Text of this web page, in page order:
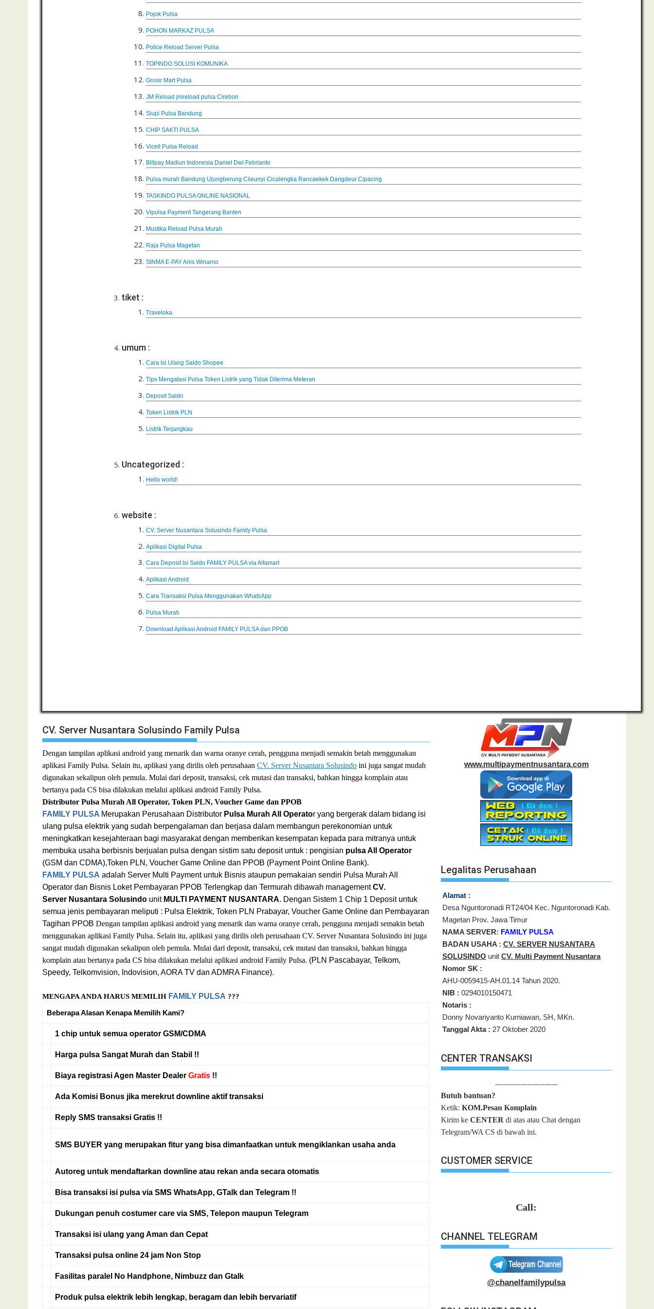
Pojok Pulsa
POHON MARKAZ PULSA
Police Reload Server Pulsa
TOPINDO SOLUSI KOMUNIKA
Grosir Mart Pulsa
JM Reload jmreload pulsa Cirebon
Siupi Pulsa Bandung
CHIP SAKTI PULSA
Vicell Pulsa Reload
Billpay Madiun Indonesia Daniel Dwi Febrianto
Pulsa murah Bandung Ujungberung Cileunyi Cicalengka Rancaekek Dangdeur Cipacing
TASKINDO PULSA ONLINE NASIONAL
Vipulsa Payment Tangerang Banten
Mustika Reload Pulsa Murah
Raja Pulsa Magetan
SINMA E-PAY Anis Winarno
tiket :
Traveloka
umum :
Cara Isi Ulang Saldo Shopee
Tips Mengatasi Pulsa Token Listrik yang Tidak Diterima Meteran
Deposit Saldo
Token Listrik PLN
Listrik Terjangkau
Uncategorized :
Hello world!
website :
CV. Server Nusantara Solusindo Family Pulsa
Aplikasi Digital Pulsa
Cara Deposit Isi Saldo FAMILY PULSA via Alfamart
Aplikasi Android
Cara Transaksi Pulsa Menggunakan WhatsApp
Pulsa Murah
Download Aplikasi Android FAMILY PULSA dan PPOB
CV. Server Nusantara Solusindo Family Pulsa
Dengan tampilan aplikasi android yang menarik dan warna oranye cerah, pengguna menjadi semakin betah menggunakan
aplikasi Family Pulsa. Selain itu, aplikasi yang dirilis oleh perusahaan CV. Server Nusantara Solusindo ini juga sangat mudah
digunakan sekalipun oleh pemula. Mulai dari deposit, transaksi, cek mutasi dan transaksi, bahkan hingga komplain atau
bertanya pada CS bisa dilakukan melalui aplikasi android Family Pulsa.
Distributor Pulsa Murah All Operator, Token PLN, Voucher Game dan PPOB
FAMILY PULSA Merupakan Perusahaan Distributor Pulsa Murah All Operator yang bergerak dalam bidang isi
ulang pulsa elektrik yang sudah berpengalaman dan berjasa dalam membangun perekonomian untuk
meningkatkan kesejahteraan bagi masyarakat dengan memberikan kesempatan kepada para mitranya untuk
membuka usaha berbisnis berjualan pulsa dengan sistim satu deposit untuk : pengisian pulsa All Operator
(GSM dan CDMA),Token PLN, Voucher Game Online dan PPOB (Payment Point Online Bank).
FAMILY PULSA adalah Server Multi Payment untuk Bisnis ataupun pemakaian sendiri Pulsa Murah All
Operator dan Bisnis Loket Pembayaran PPOB Terlengkap dan Termurah dibawah managementCV.
Server Nusantara Solusindo unitMULTI PAYMENT NUSANTARA. Dengan Sistem 1 Chip 1 Deposit untuk
semua jenis pembayaran meliputi : Pulsa Elektrik, Token PLN Prabayar, Voucher Game Online dan Pembayaran
Tagihan PPOB Dengan tampilan aplikasi android yang menarik dan warna oranye cerah, pengguna menjadi semakin betah
menggunakan aplikasi Family Pulsa. Selain itu, aplikasi yang dirilis oleh perusahaan CV. Server Nusantara Solusindo ini juga
sangat mudah digunakan sekalipun oleh pemula. Mulai dari deposit, transaksi, cek mutasi dan transaksi, bahkan hingga
komplain atau bertanya pada CS bisa dilakukan melalui aplikasi android Family Pulsa. (PLN Pascabayar, Telkom,
Speedy, Telkomvision, Indovision, AORA TV dan ADMRA Finance).
MENGAPA ANDA HARUS MEMILIH FAMILY PULSA ???
Beberapa Alasan Kenapa Memilih Kami?
1 chip untuk semua operator GSM/CDMA
Harga pulsa Sangat Murah dan Stabil !!
Biaya registrasiAgen Master Dealer Gratis !!
Ada Komisi Bonus jika merekrut downline aktif transaksi
Reply SMS transaksi Gratis !!
SMS BUYER yang merupakan fitur yang bisa dimanfaatkan untuk mengiklankan usaha anda
Autoreg untuk mendaftarkan downline atau rekan anda secara otomatis
Bisa transaksi isi pulsa via SMS WhatsApp, GTalk dan Telegram !!
Dukungan penuh costumer care via SMS, Telepon maupun Telegram
Transaksi isi ulang yang Aman dan Cepat
Transaksi pulsa online 24 jam Non Stop
Fasilitas paralel No Handphone, Nimbuzz dan Gtalk
Produk pulsa elektrik lebih lengkap, beragam dan lebih bervariatif
www.multipaymentnusantara.com
Legalitas Perusahaan
Alamat :
Desa Nguntoronadi RT24/04 Kec. Nguntoronadi Kab.
Magetan Prov. Jawa Timur
NAMA SERVER: FAMILY PULSA
BADAN USAHA : CV. SERVER NUSANTARA
SOLUSINDO unit CV. Multi Payment Nusantara
Nomor SK :
AHU-0059415-AH.01.14 Tahun 2020.
NIB : 0294010150471
Notaris :
Donny Novariyanto Kurniawan, SH, MKn.
Tanggal Akta : 27 Oktober 2020
CENTER TRANSAKSI
——————————
Butuh bantuan?
Ketik: KOM.Pesan Komplain
Kirim ke CENTER di atas atau Chat dengan
Telegram/WA CS di bawah ini.
CUSTOMER SERVICE
Call:
CHANNEL TELEGRAM
@chanelfamilypulsa